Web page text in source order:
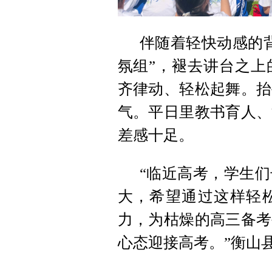
伴随着轻快动感的
氛组”，褪去讲台之
齐律动、轻松起舞。
气。平日里教书育人
差感十足。
“临近高考，学生
大，希望通过这样轻
力，为枯燥的高三备
心态迎接高考。”衡山